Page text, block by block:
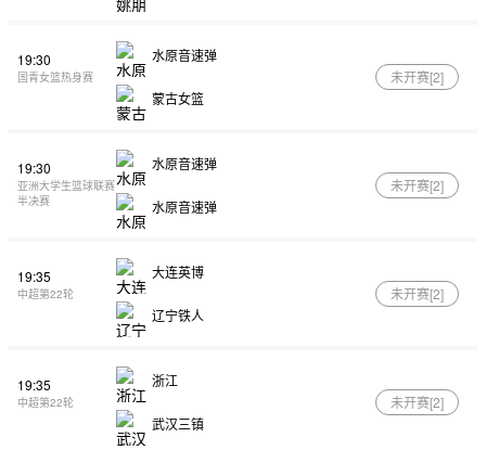
19:30
国青女篮热身赛
水原音速弹
蒙古女篮
未开赛[2]
19:30
亚洲大学生篮球联赛
半决赛
水原音速弹
水原音速弹
未开赛[2]
19:35
中超第22轮
大连英博
辽宁铁人
未开赛[2]
19:35
中超第22轮
浙江
武汉三镇
未开赛[2]